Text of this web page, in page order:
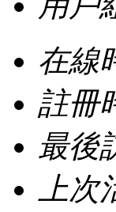
在線
註冊
最後
上